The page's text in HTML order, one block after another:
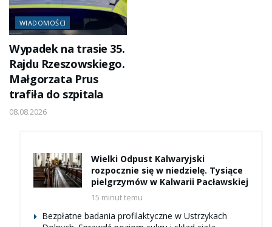
WIADOMOŚCI
Wypadek na trasie 35.
Rajdu Rzeszowskiego.
Małgorzata Prus
trafiła do szpitala
08.08.2026
Wielki Odpust Kalwaryjski
rozpocznie się w niedzielę. Tysiące
pielgrzymów w Kalwarii Pacławskiej
15 minut temu
Bezpłatne badania profilaktyczne w Ustrzykach